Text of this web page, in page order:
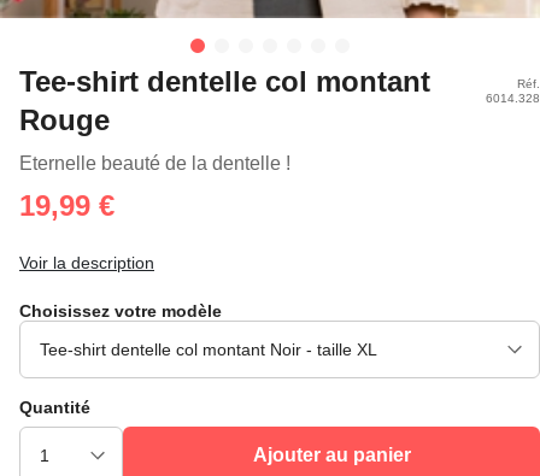
Tee-shirt dentelle col montant
Rouge
Eternelle beauté de la dentelle !
Réf.
6014.328
19,99 €
Voir la description
Choisissez votre modèle
Quantité
Ajouter au panier